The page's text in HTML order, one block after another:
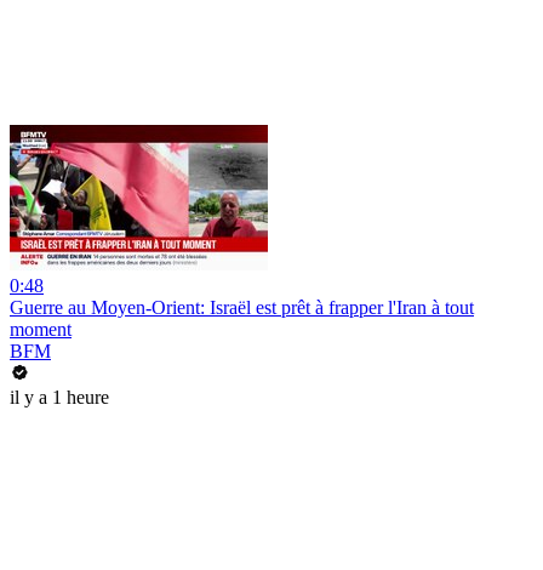
0:48
Guerre au Moyen-Orient: Israël est prêt à frapper l'Iran à tout
moment
BFM
il y a 1 heure